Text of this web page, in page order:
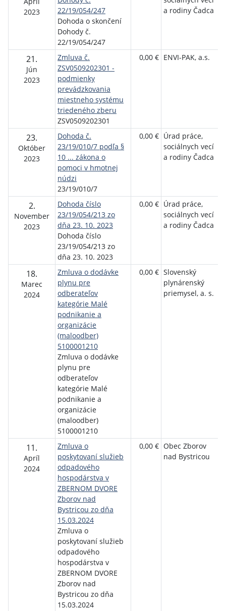
2023
22/19/054/247
Dohoda o skončení
Dohody č.
22/19/054/247
a rodiny Čadca
21.
Jún
2023
Zmluva č.
ZSV0509202301 -
podmienky
prevádzkovania
miestneho systému
triedeného zberu
ZSV0509202301
0,00 € ENVI-PAK, a.s.
23.
Október
2023
Dohoda č.
23/19/010/7 podľa §
10 ... zákona o
pomoci v hmotnej
núdzi
23/19/010/7
0,00 € Úrad práce,
sociálnych vecí
a rodiny Čadca
2.
November
2023
Dohoda číslo
23/19/054/213 zo
dňa 23. 10. 2023
Dohoda číslo
23/19/054/213 zo
dňa 23. 10. 2023
0,00 € Úrad práce,
sociálnych vecí
a rodiny Čadca
18.
Marec
2024
Zmluva o dodávke
plynu pre
odberateľov
kategórie Malé
podnikanie a
organizácie
(maloodber)
5100001210
Zmluva o dodávke
plynu pre
odberateľov
kategórie Malé
podnikanie a
organizácie
(maloodber)
5100001210
0,00 € Slovenský
plynárenský
priemysel, a. s.
11.
Apríl
2024
Zmluva o
poskytovaní služieb
odpadového
hospodárstva v
ZBERNOM DVORE
Zborov nad
Bystricou zo dňa
15.03.2024
Zmluva o
poskytovaní služieb
odpadového
hospodárstva v
ZBERNOM DVORE
Zborov nad
Bystricou zo dňa
15.03.2024
0,00 € Obec Zborov
nad Bystricou